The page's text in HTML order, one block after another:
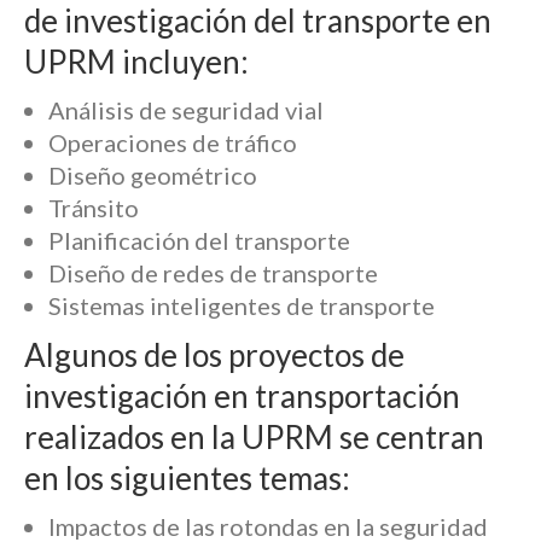
de investigación del transporte en
UPRM incluyen:
Análisis de seguridad vial
Operaciones de tráfico
Diseño geométrico
Tránsito
Planificación del transporte
Diseño de redes de transporte
Sistemas inteligentes de transporte
Algunos de los proyectos de
investigación en transportación
realizados en la UPRM se centran
en los siguientes temas:
Impactos de las rotondas en la seguridad